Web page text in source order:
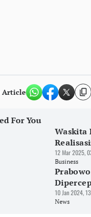
Article
For You
Waskita
12 Mar 2025,
Business
10 Jan 2024,
News